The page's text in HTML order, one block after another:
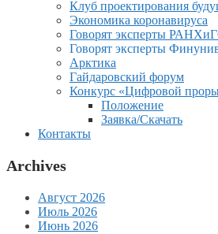
Клуб проектирования
Экономика коронавируса
Говорят эксперты
Говорят эксперты
Арктика
Гайдаровский форум
Конкурс «Цифровой
Положение
Заявка/Скачать
Контакты
Archives
Август 2026
Июль 2026
Июнь 2026